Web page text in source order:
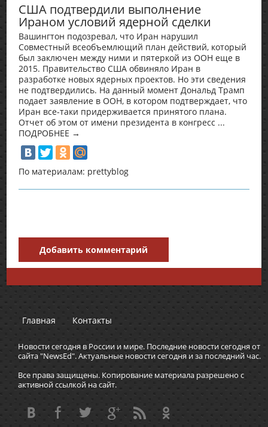
США подтвердили выполнение
Ираном условий ядерной сделки
Вашингтон подозревал, что Иран нарушил
Совместный всеобъемлющий план действий, который
был заключен между ними и пятеркой из ООН еще в
2015. Правительство США обвиняло Иран в
разработке новых ядерных проектов. Но эти сведения
не подтвердились. На данный момент Дональд Трамп
подает заявление в ООН, в котором подтверждает, что
Иран все-таки придерживается принятого плана.
Отчет об этом от имени президента в конгресс ...
ПОДРОБНЕЕ →
По материалам: prettyblog
Добавить комментарий
Главная Контакты
Новости сегодня в России и мире. Последние новости сегодня от
сайта "NewsEd". Актуальные новости сегодня и за последний час.
Все права защищены. Копирование материала разрешено с
активной ссылкой на сайт.